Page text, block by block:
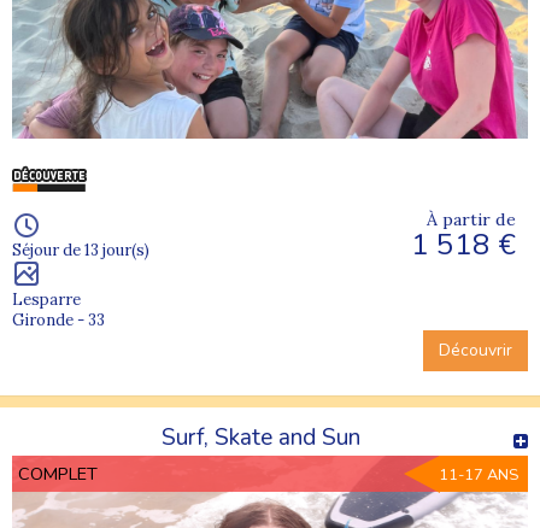
Séjour de 13 jour(s)
Lesparre
Gironde - 33
À partir de
1 518 €
Découvrir
Surf, Skate and Sun
COMPLET 11-17 ANS